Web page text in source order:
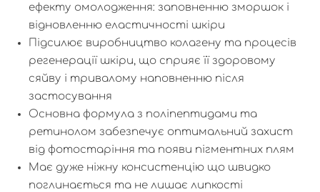
ефекту омолодження: заповненню зморшок і
відновленню еластичності шкіри
Підсилює виробництво колагену та процесів
регенерації шкіри, що сприяє її здоровому
сяйву і тривалому наповненню після
застосування
Основна формула з поліпептидами та
ретинолом забезпечує оптимальний захист
від фотостаріння та появи пігментних плям
Має дуже ніжну консистенцію що швидко
поглинається та не лишає липкості